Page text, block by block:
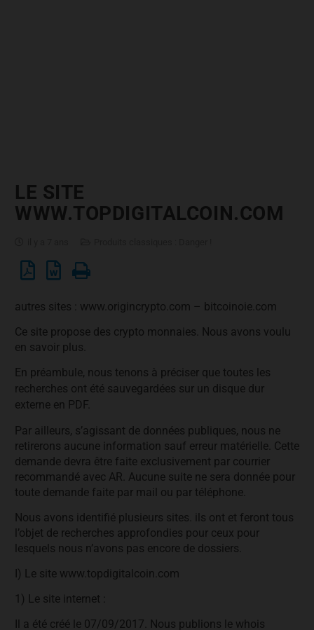
LE SITE
WWW.TOPDIGITALCOIN.COM
autres sites : www.origincrypto.com – bitcoinoie.com
Ce site propose des crypto monnaies. Nous avons voulu
en savoir plus.
En préambule, nous tenons à préciser que toutes les
recherches ont été sauvegardées sur un disque dur
externe en PDF.
Par ailleurs, s’agissant de données publiques, nous ne
retirerons aucune information sauf erreur matérielle. Cette
demande devra être faite exclusivement par courrier
recommandé avec AR. Aucune suite ne sera donnée pour
toute demande faite par mail ou par téléphone.
Nous avons identifié plusieurs sites. ils ont et feront tous
l’objet de recherches approfondies pour ceux pour
lesquels nous n’avons pas encore de dossiers.
I) Le site www.topdigitalcoin.com
1) Le site internet :
Il a été créé le 07/09/2017. Nous publions le whois